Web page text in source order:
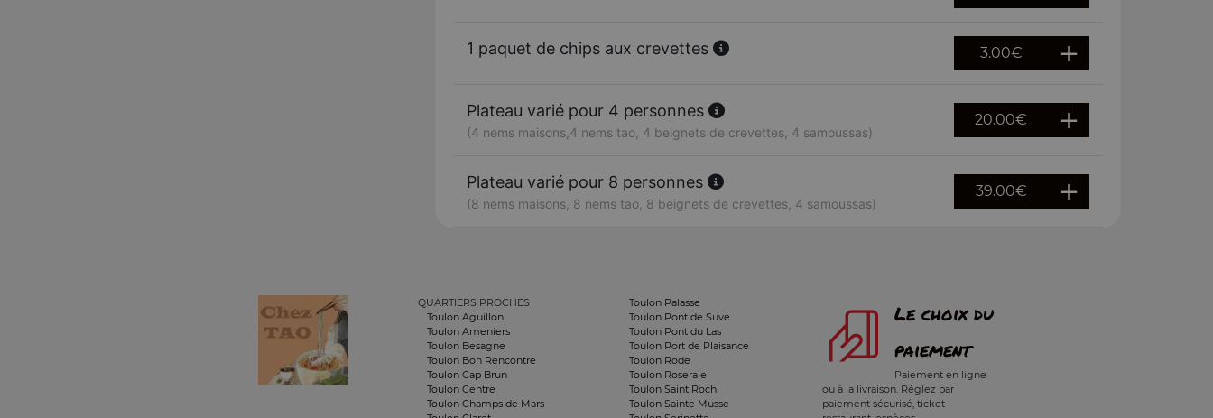
1 paquet de chips aux crevettes 3.00€
Plateau varié pour 4 personnes
(4 nems maisons,4 nems tao, 4 beignets de crevettes, 4 samoussas)
20.00€
Plateau varié pour 8 personnes
(8 nems maisons, 8 nems tao, 8 beignets de crevettes, 4 samoussas)
39.00€
QUARTIERS PROCHES
Toulon Aguillon
Toulon Ameniers
Toulon Besagne
Toulon Bon Rencontre
Toulon Cap Brun
Toulon Centre
Toulon Champs de Mars
Toulon Palasse
Toulon Pont de Suve
Toulon Pont du Las
Toulon Port de Plaisance
Toulon Rode
Toulon Roseraie
Toulon Saint Roch
Toulon Sainte Musse
Le choix du
paiement
Paiement en ligne
ou à la livraison. Réglez par
paiement sécurisé, ticket